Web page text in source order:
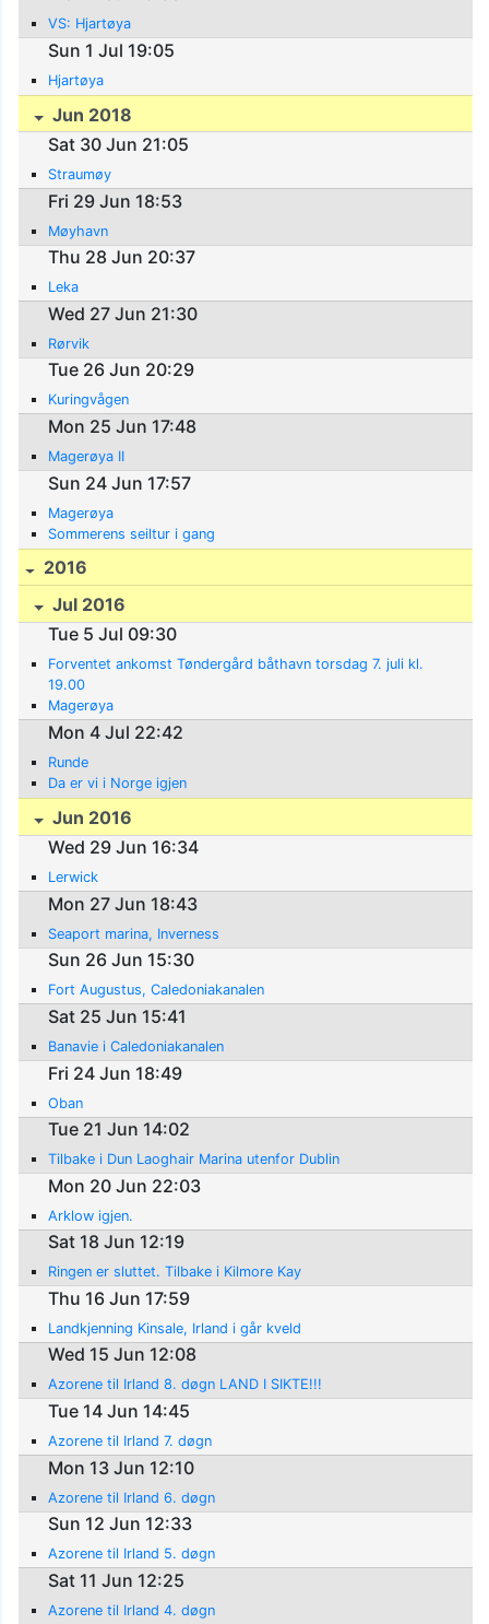
VS: Hjartøya
Sun 1 Jul 19:05
Hjartøya
Jun 2018
Sat 30 Jun 21:05
Straumøy
Fri 29 Jun 18:53
Møyhavn
Thu 28 Jun 20:37
Leka
Wed 27 Jun 21:30
Rørvik
Tue 26 Jun 20:29
Kuringvågen
Mon 25 Jun 17:48
Magerøya II
Sun 24 Jun 17:57
Magerøya
Sommerens seiltur i gang
2016
Jul 2016
Tue 5 Jul 09:30
Forventet ankomst Tøndergård båthavn torsdag 7. juli kl.
19.00
Magerøya
Mon 4 Jul 22:42
Runde
Da er vi i Norge igjen
Jun 2016
Wed 29 Jun 16:34
Lerwick
Mon 27 Jun 18:43
Seaport marina, Inverness
Sun 26 Jun 15:30
Fort Augustus, Caledoniakanalen
Sat 25 Jun 15:41
Banavie i Caledoniakanalen
Fri 24 Jun 18:49
Oban
Tue 21 Jun 14:02
Tilbake i Dun Laoghair Marina utenfor Dublin
Mon 20 Jun 22:03
Arklow igjen.
Sat 18 Jun 12:19
Ringen er sluttet. Tilbake i Kilmore Kay
Thu 16 Jun 17:59
Landkjenning Kinsale, Irland i går kveld
Wed 15 Jun 12:08
Azorene til Irland 8. døgn LAND I SIKTE!!!
Tue 14 Jun 14:45
Azorene til Irland 7. døgn
Mon 13 Jun 12:10
Azorene til Irland 6. døgn
Sun 12 Jun 12:33
Azorene til Irland 5. døgn
Sat 11 Jun 12:25
Azorene til Irland 4. døgn